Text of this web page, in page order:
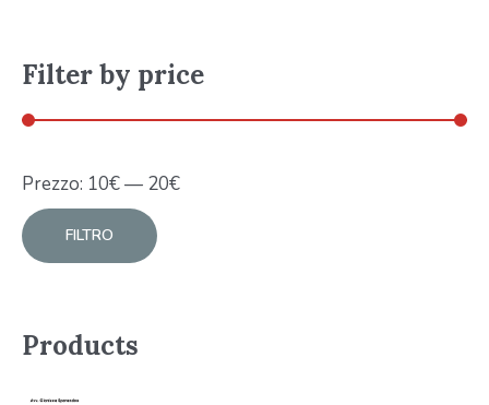
Filter by price
FILTRO
Prezzo: 10€— 20€
Products